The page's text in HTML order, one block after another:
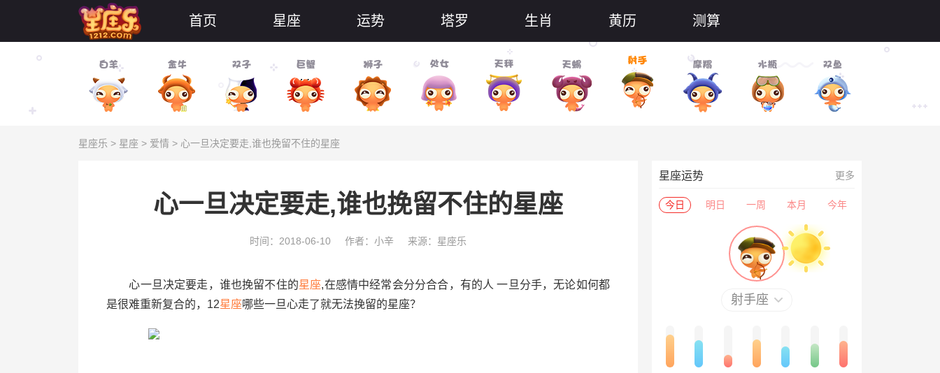
首页 星座 运势 塔罗 生肖 黄历 测算
星座乐 > 星座 > 爱情 > 心一旦决定要走,谁也挽留不住的星座
心一旦决定要走,谁也挽留不住的星座
时间：2018-06-10 作者：小辛 来源：星座乐
心一旦决定要走，谁也挽留不住的星座,在感情中经常会分分合合，有的人 一旦分手，无论如何都
是很难重新复合的，12星座哪些一旦心走了就无法挽留的星座？
星座运势 更多
今日 明日 一周 本月 今年
射手座